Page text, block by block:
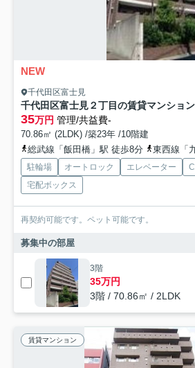
NEW
千代田区富士見
千代田区富士見２丁目の賃貸マンション
35万円 管理/共益費-
70.86㎡ (2LDK) /築23年 /10階建
総武線「飯田橋」駅 徒歩8分
東西線「
駐輪場 オートロック エレベーター
宅配ボックス
再契約可能です。ペット可能です。
募集中の部屋
3階
35万円
3階 / 70.86㎡ / 2LDK
賃貸マンション